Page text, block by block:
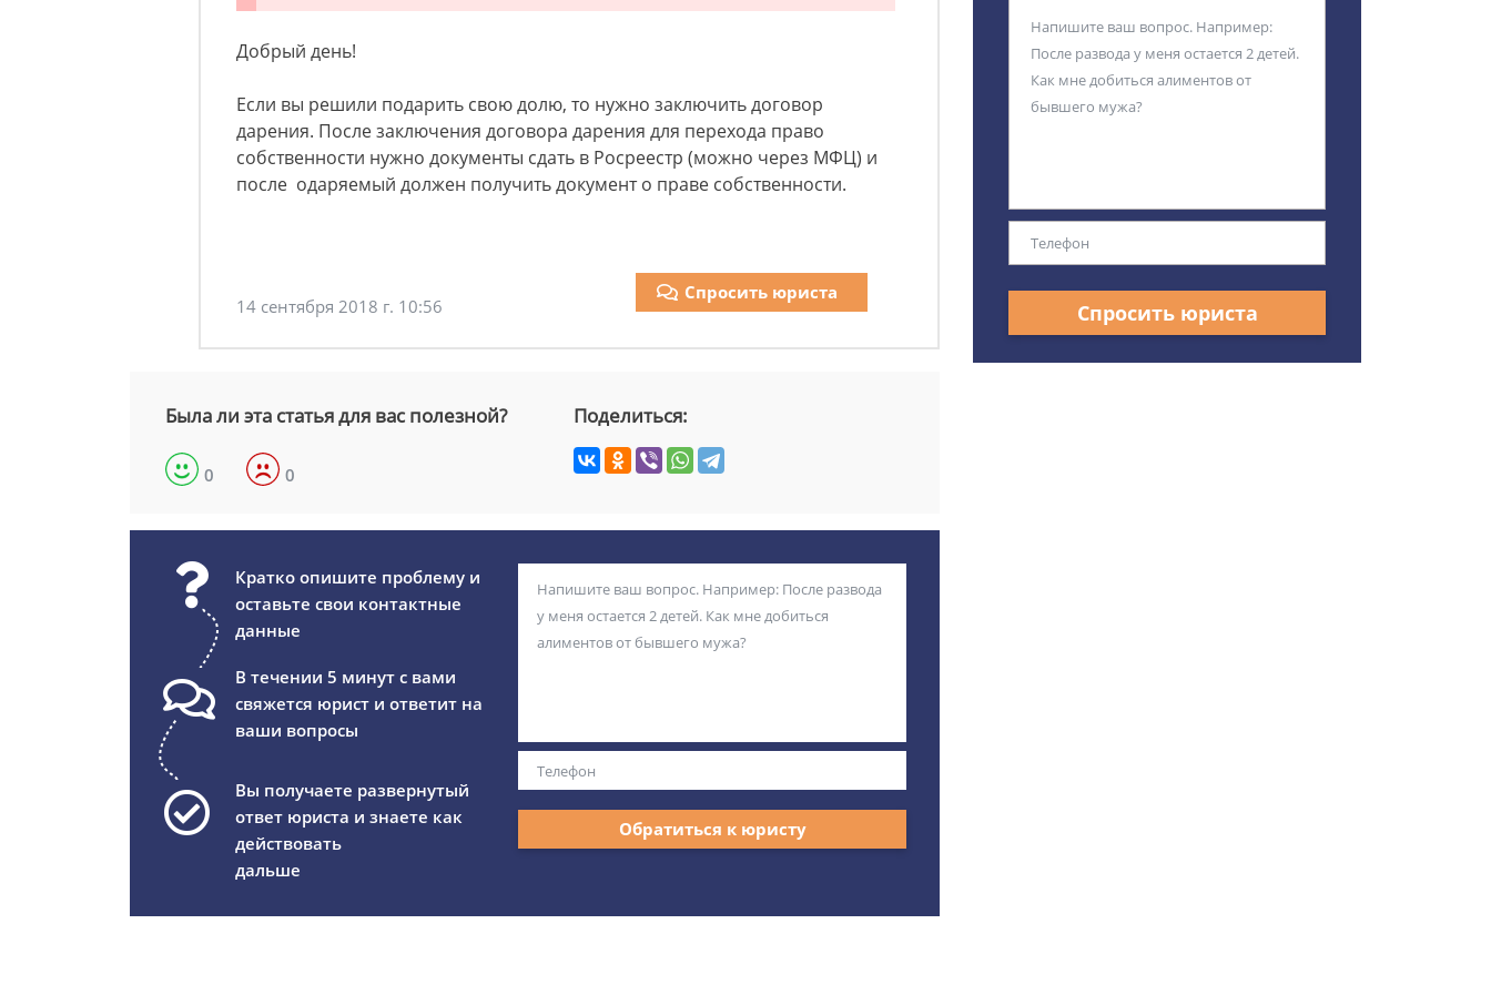
Добрый день!
Если вы решили подарить свою долю, то нужно заключить договор
дарения. После заключения договора дарения для перехода право
собственности нужно документы сдать в Росреестр (можно через МФЦ) и
после одаряемый должен получить документ о праве собственности.
14 сентября 2018 г. 10:56
Спросить юриста
Была ли эта статья для вас полезной?
0 0
Поделиться:
Кратко опишите проблему и
оставьте свои контактные
данные
В течении 5 минут с вами
свяжется юрист и ответит на
ваши вопросы
Вы получаете развернутый
ответ юриста и знаете как
действовать
дальше
Обратиться к юристу
Спросить юриста